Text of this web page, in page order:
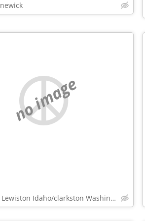
no image
Lewiston Idaho/clarkston Washington